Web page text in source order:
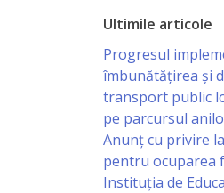
Ultimile articole
Progresul
îmbunătățirea și
transport public
pe parcursul
Anunț cu privire
pentru ocuparea
Instituția de